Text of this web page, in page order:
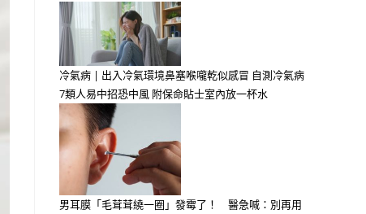
冷氣病 | 出入冷氣環境鼻塞喉嚨乾似感冒 自測冷氣病
7類人易中招恐中風 附保命貼士室內放一杯水
男耳膜「毛茸茸繞一圈」發霉了！ 醫急喊：別再用